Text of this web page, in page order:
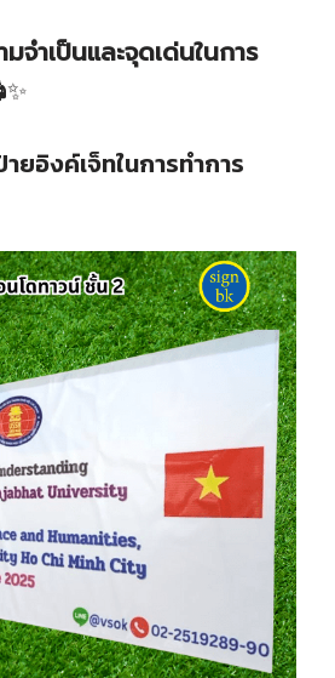
จำเป็นและจุดเด่นในการ
ยอิงค์เจ็ทในการทำการ